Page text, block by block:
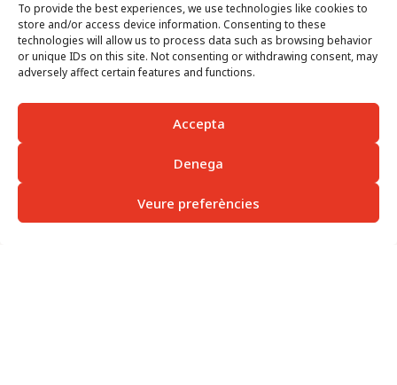
To provide the best experiences, we use technologies like cookies to
store and/or access device information. Consenting to these
technologies will allow us to process data such as browsing behavior
or unique IDs on this site. Not consenting or withdrawing consent, may
adversely affect certain features and functions.
Accepta
Denega
Veure preferències
SUSCRÍBETE
932 135 991info@tantagora.net